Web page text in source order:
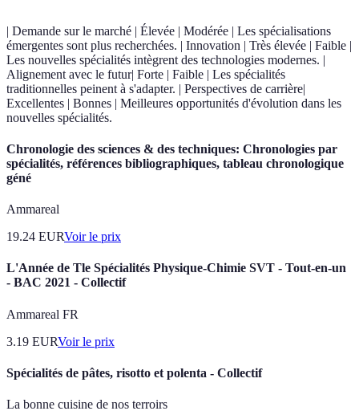
| Demande sur le marché | Élevée | Modérée | Les spécialisations
émergentes sont plus recherchées. | Innovation | Très élevée | Faible |
Les nouvelles spécialités intègrent des technologies modernes. |
Alignement avec le futur| Forte | Faible | Les spécialités
traditionnelles peinent à s'adapter. | Perspectives de carrière|
Excellentes | Bonnes | Meilleures opportunités d'évolution dans les
nouvelles spécialités.
Chronologie des sciences & des techniques: Chronologies par
spécialités, références bibliographiques, tableau chronologique
géné
Ammareal
19.24 EURVoir le prix
L'Année de Tle Spécialités Physique-Chimie SVT - Tout-en-un
- BAC 2021 - Collectif
Ammareal FR
3.19 EURVoir le prix
Spécialités de pâtes, risotto et polenta - Collectif
La bonne cuisine de nos terroirs